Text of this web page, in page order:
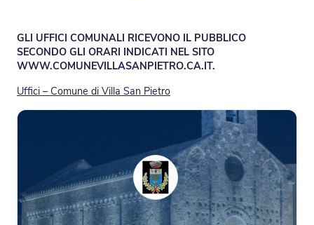
GLI UFFICI COMUNALI RICEVONO IL PUBBLICO
SECONDO GLI ORARI INDICATI NEL SITO
WWW.COMUNEVILLASANPIETRO.CA.IT.
Uffici – Comune di Villa San Pietro